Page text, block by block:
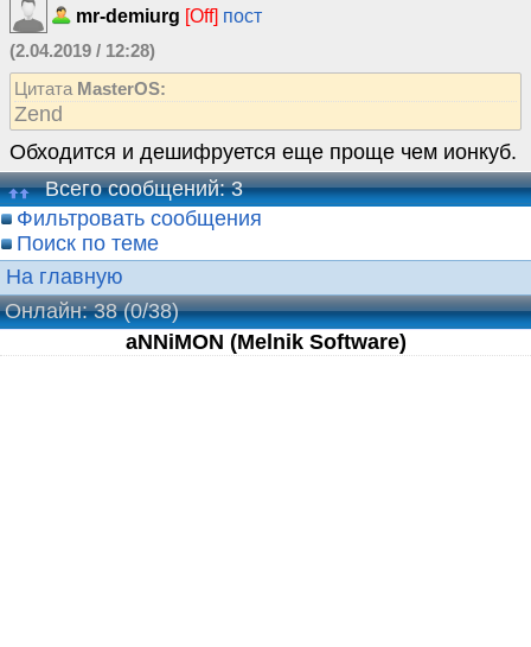
mr-demiurg [Off] пост
(2.04.2019 / 12:28)
Цитата MasterOS:
Zend
Обходится и дешифруется еще проще чем ионкуб.
Всего сообщений: 3
Фильтровать сообщения
Поиск по теме
На главную
Онлайн: 38(0/38)
aNNiMON (Melnik Software)